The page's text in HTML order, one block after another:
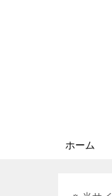
ホーム